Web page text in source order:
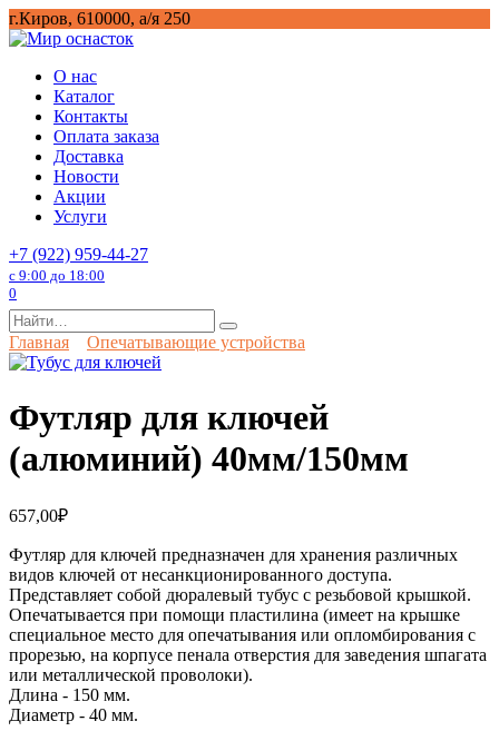
Перейти
к
г.Киров, 610000, а/я 250
О нас
Каталог
Контакты
Оплата заказа
Доставка
Новости
Акции
Услуги
+7 (922) 959-44-27
с 9:00 до 18:00
0
Search
for:
Главная Опечатывающие устройства
Футляр для ключей
(алюминий) 40мм/150мм
657,00₽
Футляр для ключей предназначен для хранения различных
видов ключей от несанкционированного доступа.
Представляет собой дюралевый тубус с резьбовой крышкой.
Опечатывается при помощи пластилина (имеет на крышке
специальное место для опечатывания или опломбирования с
прорезью, на корпусе пенала отверстия для заведения шпагата
или металлической проволоки).
Длина - 150 мм.
Диаметр - 40 мм.